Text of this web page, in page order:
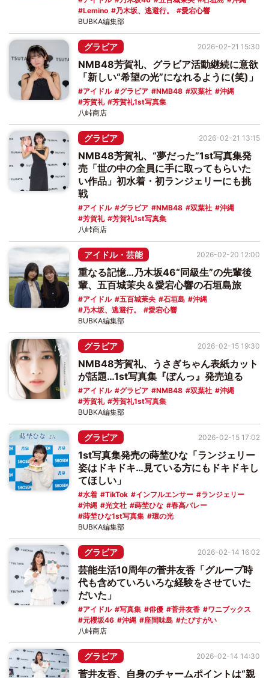
Lemino
乃木坂、逃避行。 愛宕心響
BUBKA編集部
グラビア
NMB48芳賀礼、グラビア活動継続に意欲
「新しい“希望の光”になれるように(笑)」
アイドル グラビア NMB48 双葉社
沖縄
芳賀礼
芳賀礼1st写真集
2026-02-21 15:30
八峠商店
グラビア
NMB48芳賀礼、“夢だった”1st写真集発
売「世の中の全員に手に取ってもらいた
い作品」初水着・初ランジェリーにも挑
戦
アイドル グラビア NMB48 双葉社
沖縄
芳賀礼
芳賀礼1st写真集
2026-02-21 13:15
八峠商店
アイドル・芸能
重なる記憶…乃木坂46“同級生”の先輩後
輩、五百城茉央＆愛宕心響の石垣島旅
アイドル 五百城茉央 石垣島
沖縄
乃木坂、逃避行。
愛宕心響
2026-02-20 12:00
BUBKA編集部
グラビア
NMB48芳賀礼、うさぎちゃん表紙カット
が話題…1st写真集『ぽんっ』発売迫る
アイドル グラビア NMB48 双葉社
沖縄
芳賀礼
芳賀礼1st写真集
2026-02-15 19:30
BUBKA編集部
グラビア
1st写真集発売の蒔埜ひな「ランジェリー
姿はドキドキ…見ている方にもドキドキし
てほしい」
水着 TikTok インフルエンサー
ランジェリー
沖縄
光文社 蒔埜ひな
春高バレー
蒔埜ひな1st写真集
環の光
2026-02-15 17:02
BUBKA編集部
グラビア
芸能生活10周年の菅井友香「グループ時
代も含めていろいろな経験をさせていた
だいた」
アイドル 写真集 俳優 菅井友香
ワニブックス
元櫻坂46
沖縄 座間味島 たびすがい
2026-02-14 16:02
八峠商店
グラビア
菅井友香、自身のチャームポイントは“親
2026-02-14 14:30